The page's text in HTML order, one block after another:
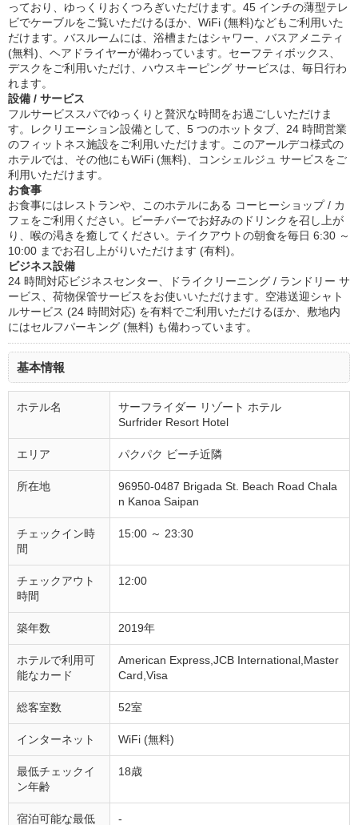
っており、ゆっくりおくつろぎいただけます。45 インチの薄型テレ
ビでケーブルをご覧いただけるほか、WiFi (無料)などもご利用いた
だけます。バスルームには、浴槽またはシャワー、バスアメニティ
(無料)、ヘアドライヤーが備わっています。セーフティボックス、
デスクをご利用いただけ、ハウスキーピング サービスは、毎日行わ
れます。
設備 / サービス
フルサービススパでゆっくりと贅沢な時間をお過ごしいただけま
す。レクリエーション設備として、5 つのホットタブ、24 時間営業
のフィットネス施設をご利用いただけます。このアールデコ様式の
ホテルでは、その他にもWiFi (無料)、コンシェルジュ サービスをご
利用いただけます。
お食事
お食事にはレストランや、このホテルにある コーヒーショップ / カ
フェをご利用ください。ビーチバーでお好みのドリンクを召し上が
り、喉の渇きを癒してください。テイクアウトの朝食を毎日 6:30 ～
10:00 までお召し上がりいただけます (有料)。
ビジネス設備
24 時間対応ビジネスセンター、ドライクリーニング / ランドリー サ
ービス、荷物保管サービスをお使いいただけます。空港送迎シャト
ルサービス (24 時間対応) を有料でご利用いただけるほか、敷地内
にはセルフパーキング (無料) も備わっています。
基本情報
ホテル名
サーフライダー リゾート ホテル
Surfrider Resort Hotel
エリア パクパク ビーチ近隣
所在地
96950-0487 Brigada St. Beach Road Chala
n Kanoa Saipan
チェックイン時
間
15:00 ～ 23:30
チェックアウト
時間
12:00
築年数 2019年
ホテルで利用可
能なカード
American Express,JCB International,Master
Card,Visa
総客室数 52室
インターネット WiFi (無料)
最低チェックイ
ン年齢
18歳
宿泊可能な最低 -